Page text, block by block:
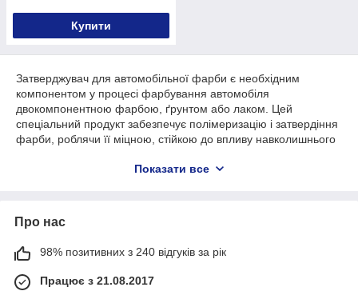
Купити
Затверджувач для автомобільної фарби є необхідним
компонентом у процесі фарбування автомобіля
двокомпонентною фарбою, ґрунтом або лаком. Цей
спеціальний продукт забезпечує полімеризацію і затвердіння
фарби, роблячи її міцною, стійкою до впливу навколишнього
Процес фарбування автомобіля передбачає змішування
покриття. Важливо вибрати затверджувач, який відповідає
забезпечує правильне співвідношення змішування. Це
Професійне застосування затверджувача вимагає
Показати все
Про нас
98% позитивних з 240 відгуків за рік
Працює з 21.08.2017